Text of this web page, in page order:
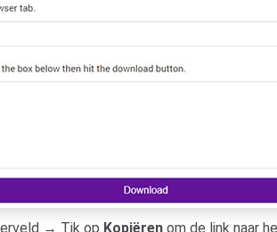
→ Tik op Kopiëren om de link naar